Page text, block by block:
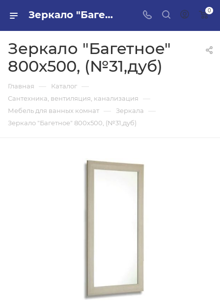
Зеркало "Багетное" 800х500, (№31,дуб) в ПИЛОН — купить стройматериалы в интернет-магазине ПИЛОН с доставкой оптом и в розницу 0
Зеркало "Багетное"
800х500, (№31,дуб)
Главная — Каталог —
Сантехника, вентиляция, канализация —
Мебель для ванных комнат — Зеркала —
Зеркало "Багетное" 800х500, (№31,дуб)